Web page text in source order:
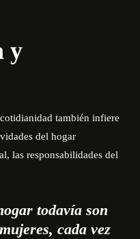
y
también infiere
del hogar
las responsabilidades del
todavía son
cada vez